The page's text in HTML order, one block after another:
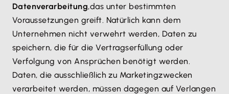
Datenverarbeitung,das unter bestimmten
Voraussetzungen greift. Natürlich kann dem
Unternehmen nicht verwehrt werden, Daten zu
speichern, die für die Vertragserfüllung oder
Verfolgung von Ansprüchen benötigt werden.
Daten, die ausschließlich zu Marketingzwecken
verarbeitet werden, müssen dagegen auf Verlangen